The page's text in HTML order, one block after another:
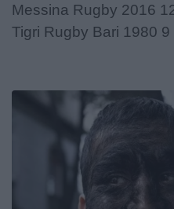
Messina Rugby 2016
Tigri Rugby Bari 1980 9